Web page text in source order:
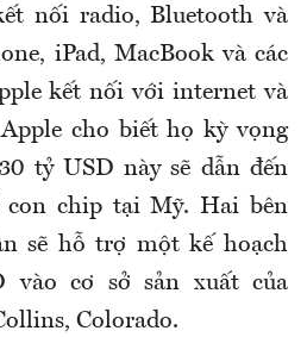
nối radio, Bluetooth và
iPad, MacBook và các
kết nối với internet và
cho biết họ kỳ vọng
tỷ USD này sẽ dẫn đến
con chip tại Mỹ. Hai bên
sẽ hỗ trợ một kế hoạch
vào cơ sở sản xuất của
Colorado.